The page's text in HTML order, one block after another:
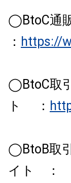
◯BtoC通
： https://
◯BtoC取
ト ：
◯BtoB取
イト ：